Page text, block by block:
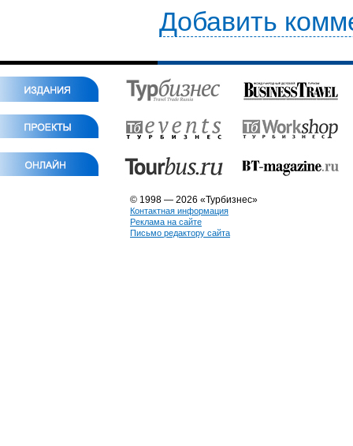
Добавить
© 1998 — 2026 «Турбизнес»
Контактная информация
Реклама на сайте
Письмо редактору сайта